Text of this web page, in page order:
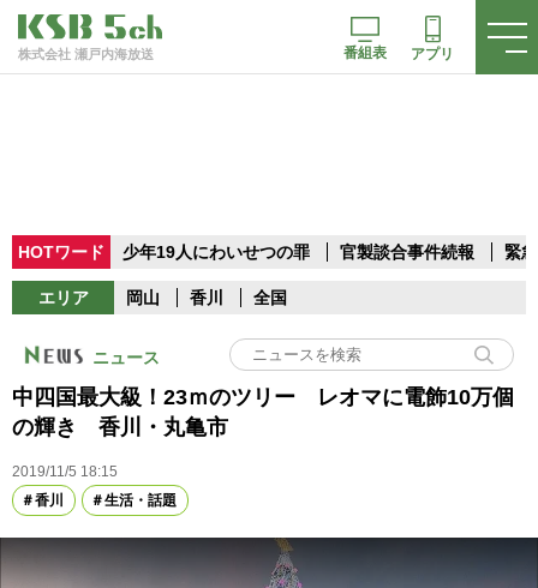
株式会社 瀬戸内海放送 番組表 アプリ
HOTワード 少年19人にわいせつの罪 官製談合事件続報 緊
エリア 岡山 香川 全国
ニュース
中四国最大級！23ｍのツリー レオマに電飾10万個
の輝き 香川・丸亀市
2019/11/5 18:15
香川
生活・話題